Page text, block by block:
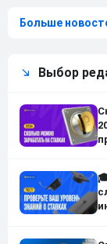
Больше
Выбор